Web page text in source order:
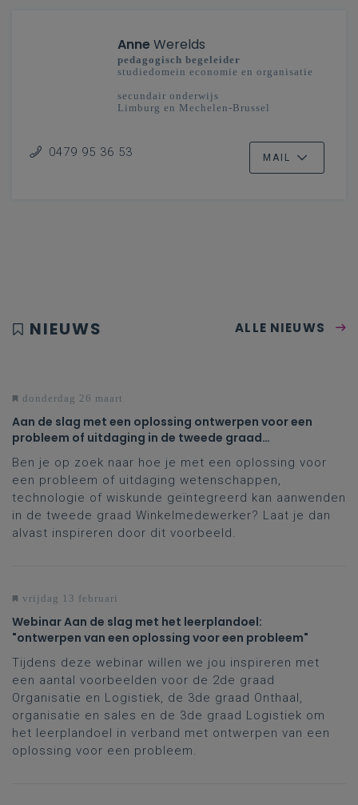
AnneWerelds
pedagogisch begeleider
studiedomein economie en organisatie
secundair onderwijs
Limburg en Mechelen-Brussel
0479 95 36 53 MAIL
NIEUWS ALLE NIEUWS
donderdag 26 maart
Aan de slag met een oplossing ontwerpen voor een
probleem of uitdaging in de tweede graad
Winkelmedewerker
Ben je op zoek naar hoe je met een oplossing voor
een probleem of uitdaging wetenschappen,
technologie of wiskunde geïntegreerd kan aanwenden
in de tweede graad Winkelmedewerker? Laat je dan
alvast inspireren door dit voorbeeld.
vrijdag 13 februari
Webinar Aan de slag met het leerplandoel:
"ontwerpen van een oplossing voor een probleem"
Tijdens deze webinar willen we jou inspireren met
een aantal voorbeelden voor de 2de graad
Organisatie en Logistiek, de 3de graad Onthaal,
organisatie en sales en de 3de graad Logistiek om
het leerplandoel in verband met ontwerpen van een
oplossing voor een probleem.